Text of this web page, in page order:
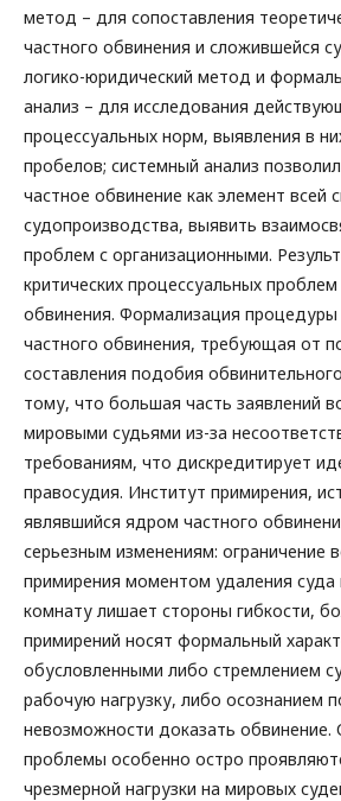
метод – для сопоставления
частного обвинения и сложившейся
логико-юридический метод и
анализ – для исследования
процессуальных норм, выявления в
пробелов; системный анализ
частное обвинение как элемент всей
судопроизводства, выявить
проблем с организационными.
критических процессуальных
обвинения. Формализация
частного обвинения, требующая от
составления подобия
тому, что большая часть заявлений
мировыми судьями из-за
требованиям, что дискредитирует
правосудия. Институт примирения,
являвшийся ядром частного
серьезным изменениям: ограничение
примирения моментом удаления
комнату лишает стороны гибкости,
примирений носят формальный
обусловленными либо стремлением
рабочую нагрузку, либо осознанием
невозможности доказать обвинение.
проблемы особенно остро
чрезмерной нагрузки на мировых